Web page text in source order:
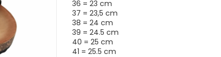
36 = 23 cm
37 = 23,5 cm
38 = 24 cm
39 = 24.5 cm
40 = 25 cm
41 = 25.5 cm